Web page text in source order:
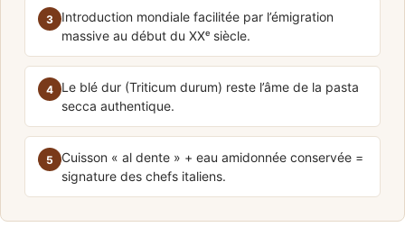
3
Introduction mondiale facilitée par l’émigration
massive au début du XXᵉ siècle.
4
Le blé dur (Triticum durum) reste l’âme de la pasta
secca authentique.
5
Cuisson « al dente » + eau amidonnée conservée =
signature des chefs italiens.